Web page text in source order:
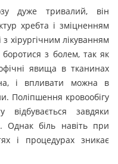
дуже тривалий, він
хребта і зміцненням
хірургічним лікуванням
з болем, так як
явища в тканинах
і впливати можна в
Поліпшення кровообігу
відбувається завдяки
Однак біль навіть при
і процедурах зникає